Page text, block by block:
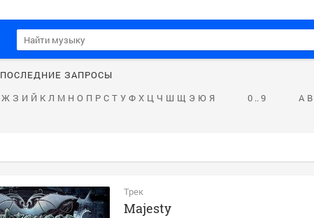
ПОСЛЕДНИЕ ЗАПРОСЫ
Ж З И Й К Л М Н О П Р С Т У Ф Х Ц Ч Ш Щ Э Ю Я 0 .. 9 A B
Трек
Majesty